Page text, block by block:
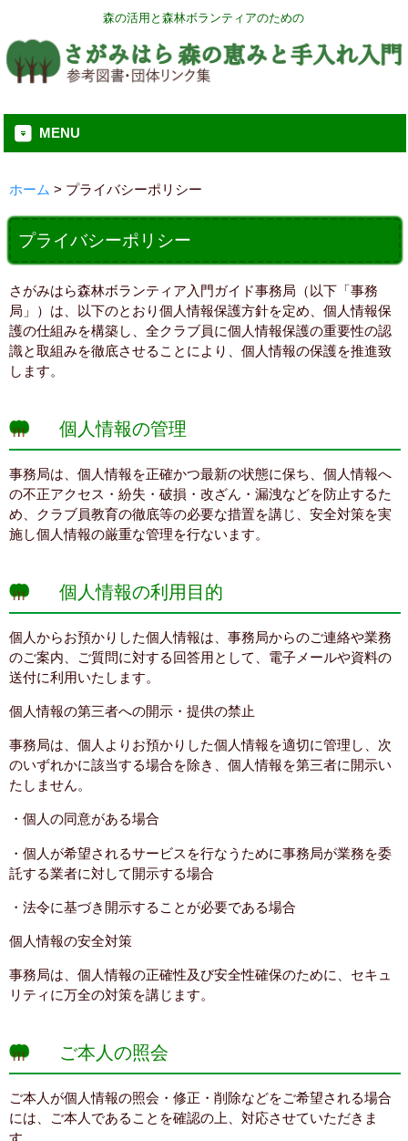
森の活用と森林ボランティアのための
MENU
ホーム > プライバシーポリシー
プライバシーポリシー
さがみはら森林ボランティア入門ガイド事務局（以下「事務
局」）は、以下のとおり個人情報保護方針を定め、個人情報保
護の仕組みを構築し、全クラブ員に個人情報保護の重要性の認
識と取組みを徹底させることにより、個人情報の保護を推進致
します。
個人情報の管理
事務局は、個人情報を正確かつ最新の状態に保ち、個人情報へ
の不正アクセス・紛失・破損・改ざん・漏洩などを防止するた
め、クラブ員教育の徹底等の必要な措置を講じ、安全対策を実
施し個人情報の厳重な管理を行ないます。
個人情報の利用目的
個人からお預かりした個人情報は、事務局からのご連絡や業務
のご案内、ご質問に対する回答用として、電子メールや資料の
送付に利用いたします。
個人情報の第三者への開示・提供の禁止
事務局は、個人よりお預かりした個人情報を適切に管理し、次
のいずれかに該当する場合を除き、個人情報を第三者に開示い
たしません。
・個人の同意がある場合
・個人が希望されるサービスを行なうために事務局が業務を委
託する業者に対して開示する場合
・法令に基づき開示することが必要である場合
個人情報の安全対策
事務局は、個人情報の正確性及び安全性確保のために、セキュ
リティに万全の対策を講じます。
ご本人の照会
ご本人が個人情報の照会・修正・削除などをご希望される場合
には、ご本人であることを確認の上、対応させていただきま
す。